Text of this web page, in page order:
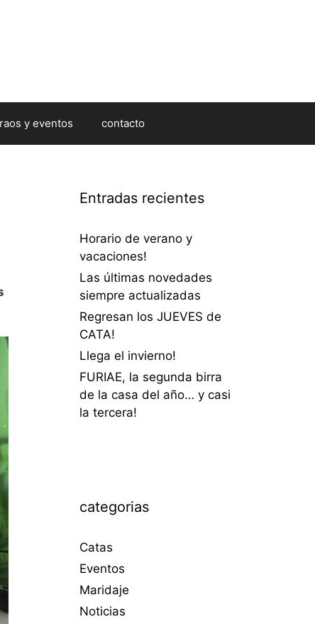
y eventos contacto
Entradas recientes
Horario de verano y
vacaciones!
Las últimas novedades
siempre actualizadas
Regresan los JUEVES de
CATA!
Llega el invierno!
FURIAE, la segunda birra
de la casa del año… y casi
la tercera!
categorias
Catas
Eventos
Maridaje
Noticias